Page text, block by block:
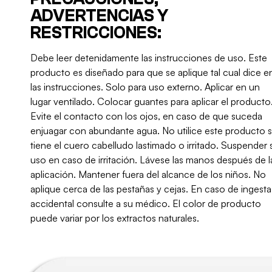
ADVERTENCIAS Y
RESTRICCIONES:
Debe leer detenidamente las instrucciones de uso. Este
producto es diseñado para que se aplique tal cual dice
las instrucciones. Solo para uso externo. Aplicar en un
lugar ventilado. Colocar guantes para aplicar el producto.
Evite el contacto con los ojos, en caso de que suceda
enjuagar con abundante agua. No utilice este producto
tiene el cuero cabelludo lastimado o irritado. Suspender
uso en caso de irritación. Lávese las manos después de
aplicación. Mantener fuera del alcance de los niños. No
aplique cerca de las pestañas y cejas. En caso de ingesta
accidental consulte a su médico. El color de producto
puede variar por los extractos naturales.